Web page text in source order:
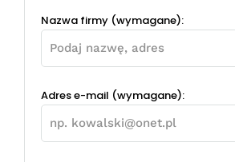
Nazwa firmy (wymagane):
Adres e-mail (wymagane):